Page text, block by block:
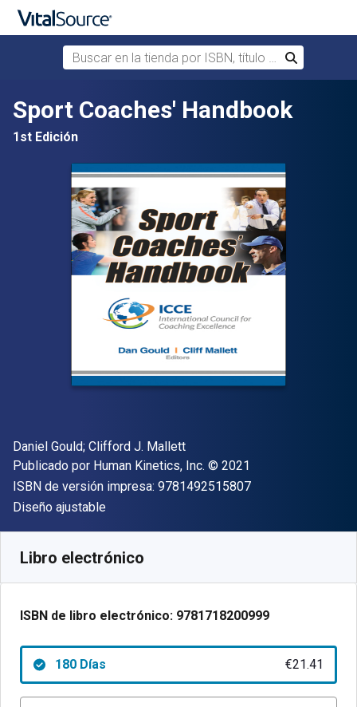
Saltar al contenido principal
Buscar en la tienda por ISBN, título o autor
Buscar
Sport Coaches' Handbook
1st Edición
Autor(es)
Daniel Gould; ‎Clifford J. Mallett
Editorial
Publicado por Human Kinetics, Inc. Copyright
© 2021
ISBN de versión impresa: 9781492515807"ISBN-13
Formato
Diseño ajustable
Libro electrónico
ISBN de libro electrónico: 9781718200999
180 Días €21.41